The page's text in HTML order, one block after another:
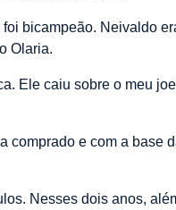
bicampeão. Neivaldo
Olaria.
Ele caiu sobre o meu
comprado e com a base
Nesses dois anos,